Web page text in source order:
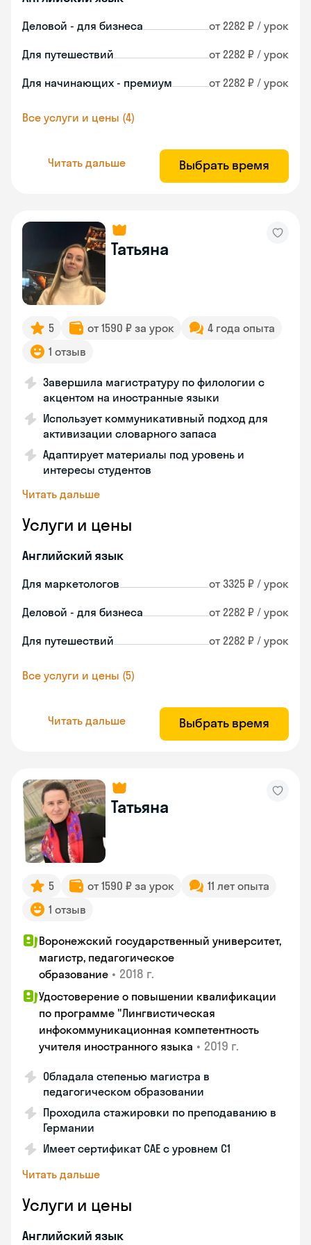
Деловой - для бизнеса от 2282 ₽ / урок
Для путешествий от 2282 ₽ / урок
Для начинающих - премиум от 2282 ₽ / урок
Все услуги и цены (4)
Читать дальше Выбрать время
Татьяна
5 от 1590 ₽ за урок
4 года опыта
1 отзыв
Завершила магистратуру по филологии с
акцентом на иностранные языки
Использует коммуникативный подход для
активизации словарного запаса
Адаптирует материалы под уровень и
интересы студентов
Читать дальше
Услуги и цены
Английский язык
Для маркетологов от 3325 ₽ / урок
Деловой - для бизнеса от 2282 ₽ / урок
Для путешествий от 2282 ₽ / урок
Все услуги и цены (5)
Читать дальше Выбрать время
Татьяна
5 от 1590 ₽ за урок
11 лет опыта
1 отзыв
Воронежский государственный университет,
магистр, педагогическое
образование • 2018 г.
Удостоверение о повышении квалификации
по программе "Лингвистическая
инфокоммуникационная компетентность
учителя иностранного языка • 2019 г.
Обладала степенью магистра в
педагогическом образовании
Проходила стажировки по преподаванию в
Германии
Имеет сертификат САЕ с уровнем С1
Читать дальше
Услуги и цены
Английский язык